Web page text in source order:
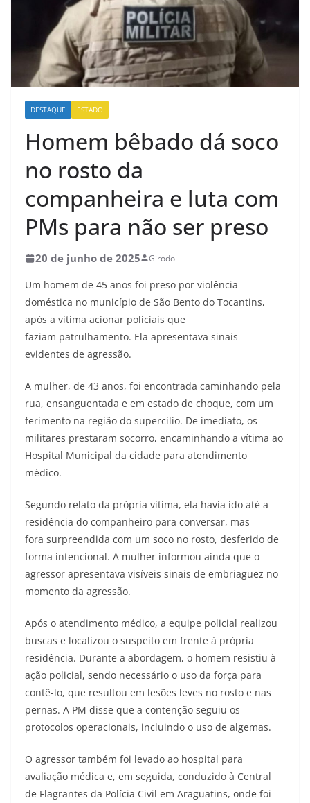
DESTAQUE ESTADO
Homem bêbado dá soco
no rosto da
companheira e luta com
PMs para não ser preso
20 de junho de 2025 Girodo
Um homem de 45 anos foi preso por violência
doméstica no município de São Bento do Tocantins,
após a vítima acionar policiais que
faziam patrulhamento. Ela apresentava sinais
evidentes de agressão.
A mulher, de 43 anos, foi encontrada caminhando pela
rua, ensanguentada e em estado de choque, com um
ferimento na região do supercílio. De imediato, os
militares prestaram socorro, encaminhando a vítima ao
Hospital Municipal da cidade para atendimento
médico.
Segundo relato da própria vítima, ela havia ido até a
residência do companheiro para conversar, mas
fora surpreendida com um soco no rosto, desferido de
forma intencional. A mulher informou ainda que o
agressor apresentava visíveis sinais de embriaguez no
momento da agressão.
Após o atendimento médico, a equipe policial realizou
buscas e localizou o suspeito em frente à própria
residência. Durante a abordagem, o homem resistiu à
ação policial, sendo necessário o uso da força para
contê-lo, que resultou em lesões leves no rosto e nas
pernas. A PM disse que a contenção seguiu os
protocolos operacionais, incluindo o uso de algemas.
O agressor também foi levado ao hospital para
avaliação médica e, em seguida, conduzido à Central
de Flagrantes da Polícia Civil em Araguatins, onde foi